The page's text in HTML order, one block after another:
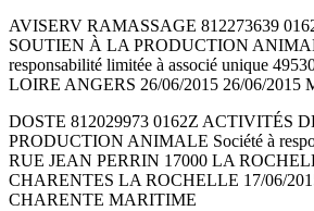
AVISERV RAMASSAGE 812273639
SOUTIEN À LA PRODUCTION
responsabilité limitée à associé unique
LOIRE ANGERS 26/06/2015 26/06/2015
DOSTE 812029973 0162Z ACTIVITÉS
PRODUCTION ANIMALE Société à
RUE JEAN PERRIN 17000 LA
CHARENTES LA ROCHELLE 17/06/
CHARENTE MARITIME